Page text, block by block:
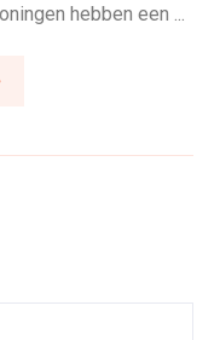
hebben een ...